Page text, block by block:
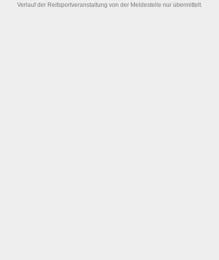
Verlauf der Reitsportveranstaltung von der Meldestelle nur übermittelt.